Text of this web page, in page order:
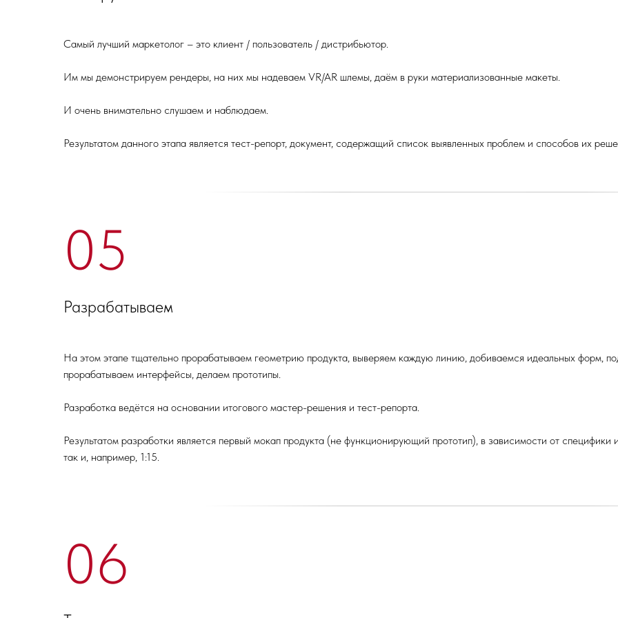
Самый лучший маркетолог – это клиент / пользователь / дистрибьютор.
Им мы демонстрируем рендеры, на них мы надеваем VR/AR шлемы, даём в руки материализованные макеты.
И очень внимательно слушаем и наблюдаем.
Результатом данного этапа является тест-репорт, документ, содержащий список выявленных проблем и способов их
05
Разрабатываем
На этом этапе тщательно прорабатываем геометрию продукта, выверяем каждую линию, добиваемся идеальных форм,
прорабатываем интерфейсы, делаем прототипы.
Разработка ведётся на основании итогового мастер-решения и тест-репорта.
Результатом разработки является первый мокап продукта (не функционирующий прототип), в зависимости от
так и, например, 1:15.
06